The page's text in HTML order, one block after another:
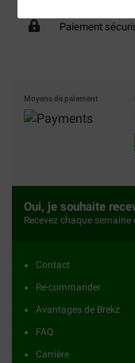
Paiement
Moyens de paiement
Oui, je souhaite
Recevez chaque
Contact
Re-commander
Avantages de Brekz
FAQ
Carrière